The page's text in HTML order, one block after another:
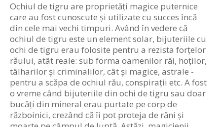
Ochiul de tigru are proprietăți magice puternice
care au fost cunoscute și utilizate cu succes încă
din cele mai vechi timpuri. Având în vedere că
ochiul de tigru este un element solar, bijuteriile cu
ochi de tigru erau folosite pentru a rezista forțelor
răului, atât reale: sub forma oamenilor răi, hoților,
tâlharilor și criminalilor, cât și magice, astrale -
pentru a scăpa de ochiul rău, conspirații etc. A fost
o vreme când bijuteriile din ochi de tigru sau doar
bucăți din mineral erau purtate pe corp de
războinici, crezând că îi pot proteja de răni și